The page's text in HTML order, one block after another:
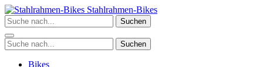
Zum
Inhalt
springen
Stahlrahmen-Bikes
Suchen
Suchen
Bikes